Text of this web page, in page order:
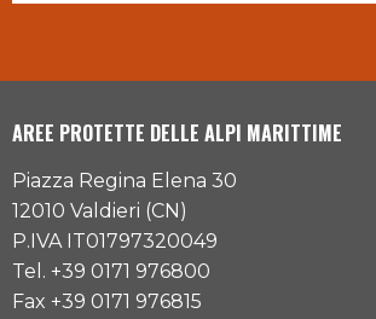
AREE PROTETTE DELLE ALPI MARITTIME
Piazza Regina Elena 30
12010 Valdieri (CN)
P.IVA IT01797320049
Tel. +39 0171 976800
Fax +39 0171 976815